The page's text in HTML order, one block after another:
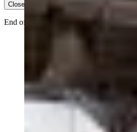
Close Modal Dialog
End of dialog window.